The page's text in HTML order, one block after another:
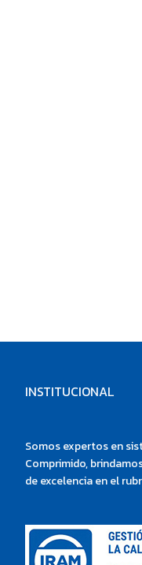
INSTITUCIONAL
Somos expertos en
Comprimido,
de excelencia en el